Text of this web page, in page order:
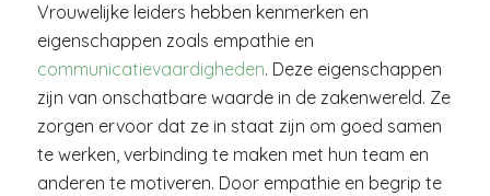
Vrouwelijke leiders hebben kenmerken en
eigenschappen zoals empathie en
communicatievaardigheden. Deze eigenschappen
zijn van onschatbare waarde in de zakenwereld. Ze
zorgen ervoor dat ze in staat zijn om goed samen
te werken, verbinding te maken met hun team en
anderen te motiveren. Door empathie en begrip te